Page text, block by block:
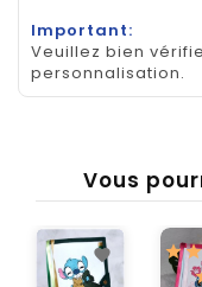
Important:
Veuillez bien
personnalisation.
Vous